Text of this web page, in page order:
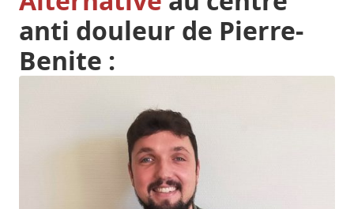
anti douleur de Pierre-
Benite :